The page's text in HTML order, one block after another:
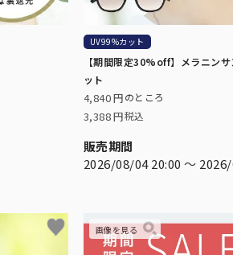
使いいただける、折りたたみ日傘の特
UV99%カット
【期間限定30%off】メラニン
ット
4,840 のところ
3,388 税込
販売期間
2026/08/04 20:00〜